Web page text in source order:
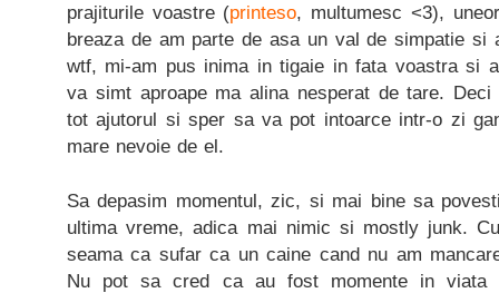
prajiturile voastre (printeso, multumesc <3),
breaza de am parte de asa un val de simpatie si
wtf, mi-am pus inima in tigaie in fata voastra si
va simt aproape ma alina nesperat de tare.
tot ajutorul si sper sa va pot intoarce intr-o zi
mare nevoie de el.
Sa depasim momentul, zic, si mai bine sa
ultima vreme, adica mai nimic si mostly junk.
seama ca sufar ca un caine cand nu am
Nu pot sa cred ca au fost momente in viata